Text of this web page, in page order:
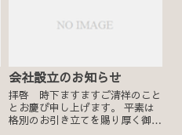
会社設立のお知らせ
拝啓 時下ますますご清祥のこと
とお慶び申し上げます。 平素は
格別のお引き立てを賜り厚く御礼